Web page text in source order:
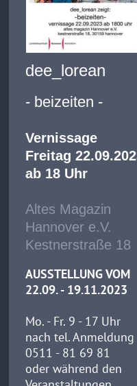
dee_lorean
- beizeiten -
Vernissage
Freitag
ab 18 Uhr
Altes Magazin
Hannover e.V.
Kestnerstraße 18
AUSSTELLUNG VOM
22.09. - 19.11.2023
Mo. - Fr. 9 - 17 Uhr
nach tel. Anmeldung
0511 - 81 69 81
oder während den